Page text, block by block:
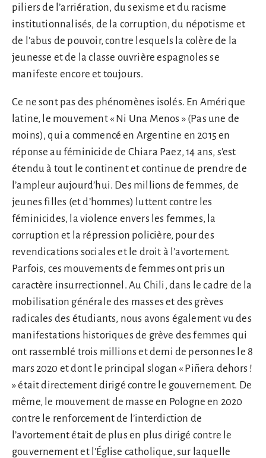
piliers de l’arriération, du sexisme et du racisme
institutionnalisés, de la corruption, du népotisme et
de l’abus de pouvoir, contre lesquels la colère de la
jeunesse et de la classe ouvrière espagnoles se
manifeste encore et toujours.
Ce ne sont pas des phénomènes isolés. En Amérique
latine, le mouvement « Ni Una Menos » (Pas une de
moins), qui a commencé en Argentine en 2015 en
réponse au féminicide de Chiara Paez, 14 ans, s’est
étendu à tout le continent et continue de prendre de
l’ampleur aujourd’hui. Des millions de femmes, de
jeunes filles (et d’hommes) luttent contre les
féminicides, la violence envers les femmes, la
corruption et la répression policière, pour des
revendications sociales et le droit à l’avortement.
Parfois, ces mouvements de femmes ont pris un
caractère insurrectionnel. Au Chili, dans le cadre de la
mobilisation générale des masses et des grèves
radicales des étudiants, nous avons également vu des
manifestations historiques de grève des femmes qui
ont rassemblé trois millions et demi de personnes le 8
mars 2020 et dont le principal slogan « Piñera dehors !
» était directement dirigé contre le gouvernement. De
même, le mouvement de masse en Pologne en 2020
contre le renforcement de l’interdiction de
l’avortement était de plus en plus dirigé contre le
gouvernement et l’Église catholique, sur laquelle